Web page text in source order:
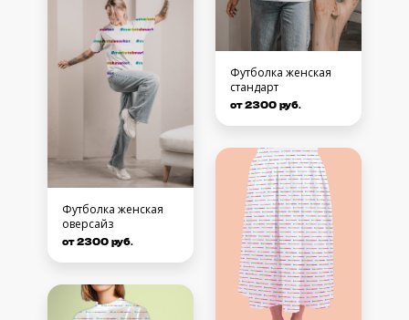
Футболка женская
оверсайз
от 2300 руб.
Футболка женская
стандарт
от 2300 руб.